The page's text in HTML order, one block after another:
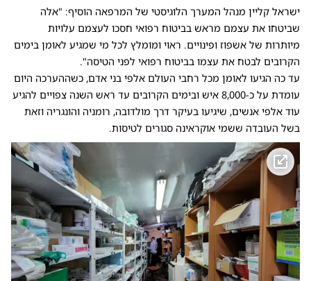
ישראל קליין מנהל המערך הלוגיסטי של המרפאה הוסיף: "אלה
שביטחו את עצמם מראש בביטוח רפואי חסכו לעצמם עלויות
מיותרות של אשפוז ופינויים. ראוי ומומלץ לכל מי שמגיע לאומן בימים
הקרובים לבטח את עצמו בביטוח רפואי לפני הטיסה".
עד כה הגיעו לאומן מכל רחבי העולם אלפי בני אדם, כשההערכה היום
עומדת על כ-8,000 איש ובימים הקרובים עד ראש השנה צפויים להגיע
עוד אלפי אנשים, שיגיעו בעיקר דרך מולדובה, רומניה והונגריה וזאת
בשל העובדה ששמי אוקראינה סגורים לטיסות.